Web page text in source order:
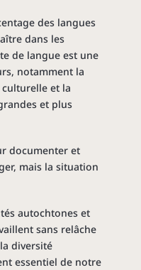
des langues
dans les
de langue est une
notamment la
et la
et plus
documenter et
mais la situation
autochtones et
sans relâche
diversité
essentiel de notre